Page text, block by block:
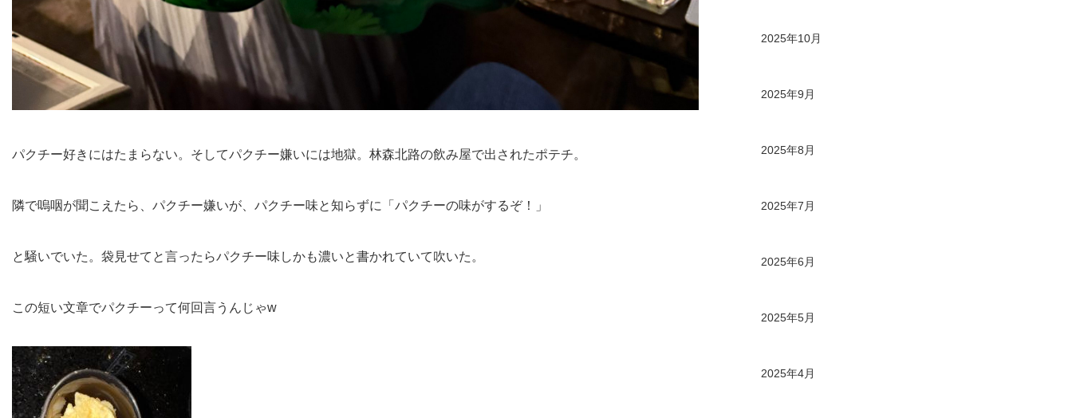
パクチー好きにはたまらない。そしてパクチー嫌いには地獄。林森北路の飲み屋で出されたポテチ。
隣で嗚咽が聞こえたら、パクチー嫌いが、パクチー味と知らずに「パクチーの味がするぞ！」
と騒いでいた。袋見せてと言ったらパクチー味しかも濃いと書かれていて吹いた。
この短い文章でパクチーって何回言うんじゃw
2025年10月
2025年9月
2025年8月
2025年7月
2025年6月
2025年5月
2025年4月